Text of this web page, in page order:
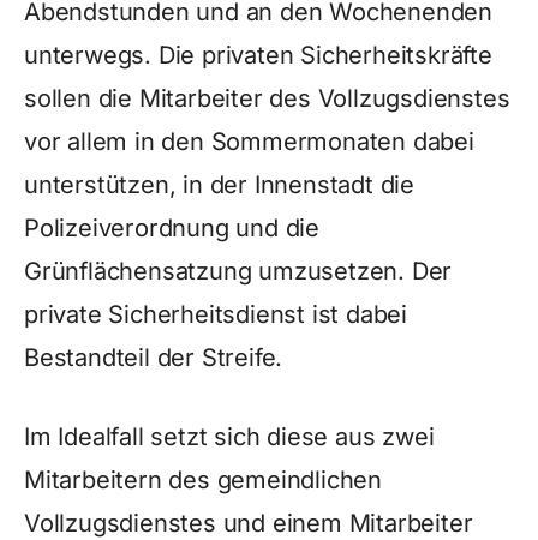
Abendstunden und an den Wochenenden
unterwegs. Die privaten Sicherheitskräfte
sollen die Mitarbeiter des Vollzugsdienstes
vor allem in den Sommermonaten dabei
unterstützen, in der Innenstadt die
Polizeiverordnung und die
Grünflächensatzung umzusetzen. Der
private Sicherheitsdienst ist dabei
Bestandteil der Streife.
Im Idealfall setzt sich diese aus zwei
Mitarbeitern des gemeindlichen
Vollzugsdienstes und einem Mitarbeiter